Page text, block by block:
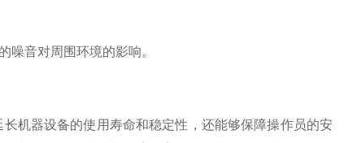
音对周围环境的影响。
器设备的使用寿命和稳定性，还能够保障操作员的安